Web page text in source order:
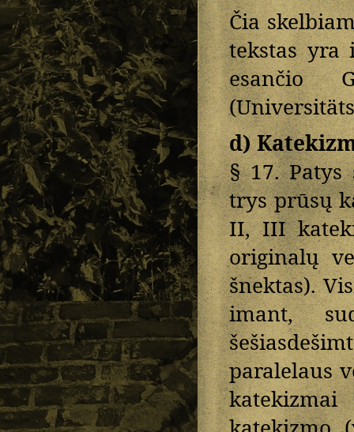
Čia
tekstas yra
esančio
d)
§ 17.
trys prūsų
II, III
originalų
šnektas).
imant,
paralelaus